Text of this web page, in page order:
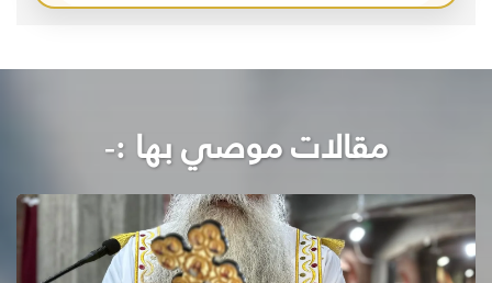
مقالات موصي بها :-